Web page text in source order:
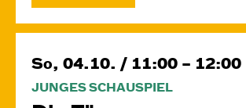
So, 04.10. / 11:00 – 12:00
JUNGES SCHAUSPIEL